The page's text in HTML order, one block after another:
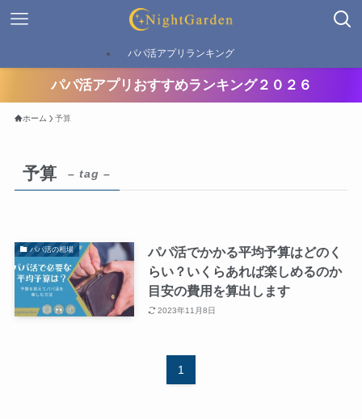
パパ活アプリランキング
パパ活アプリおすすめランキング２０２６
ホーム 予算
予算 – tag –
パパ活の相場
パパ活でかかる平均予算はどのく
らい？いくらあれば楽しめるのか
目安の費用を算出します
2023年11月8日
1